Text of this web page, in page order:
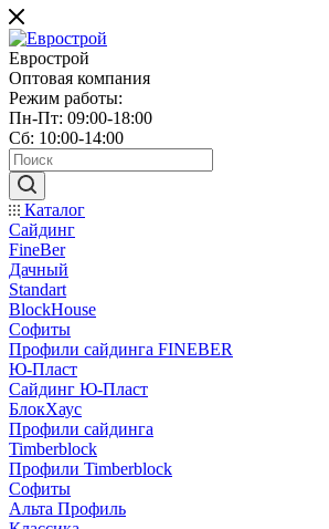
Еврострой
Оптовая компания
Режим работы:
Пн-Пт: 09:00-18:00
Сб: 10:00-14:00
Каталог
Сайдинг
FineBer
Дачный
Standart
BlockHouse
Софиты
Профили сайдинга FINEBER
Ю-Пласт
Сайдинг Ю-Пласт
БлокХаус
Профили сайдинга
Timberblock
Профили Timberblock
Софиты
Альта Профиль